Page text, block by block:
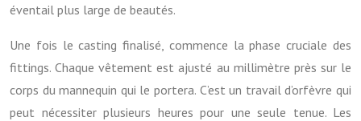
éventail plus large de beautés.
Une fois le casting finalisé, commence la phase cruciale des
fittings. Chaque vêtement est ajusté au millimètre près sur le
corps du mannequin qui le portera. C’est un travail d’orfèvre qui
peut nécessiter plusieurs heures pour une seule tenue. Les